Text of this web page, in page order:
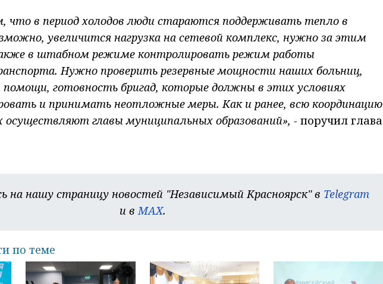
что в период холодов люди стараются поддерживать тепло в
увеличится нагрузка на сетевой комплекс, нужно за этим
в штабном режиме контролировать режим работы
Нужно проверить резервные мощности наших больниц,
помощи, готовность бригад, которые должны в этих условиях
и принимать неотложные меры. Как и ранее, всю координацию
главы муниципальных образований», - поручил глава
на нашу страницу новостей "Независимый Красноярск" в Telegram
и в MAX.
по теме